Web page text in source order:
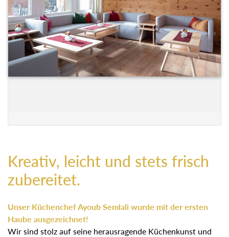
Kreativ, leicht und stets frisch
zubereitet.
Unser Küchenchef Ayoub Semlali wurde mit der ersten
Haube ausgezeichnet!
Wir sind stolz auf seine herausragende Küchenkunst und